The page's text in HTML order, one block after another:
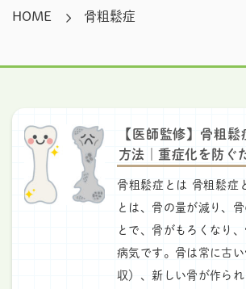
HOME 骨粗鬆症
【医師監修】骨粗
方法｜重症化を防ぐ
骨粗鬆症とは 骨粗鬆症
とは、骨の量が減り、
とで、骨がもろくなり
病気です。骨は常に古
収）、新しい骨が作ら